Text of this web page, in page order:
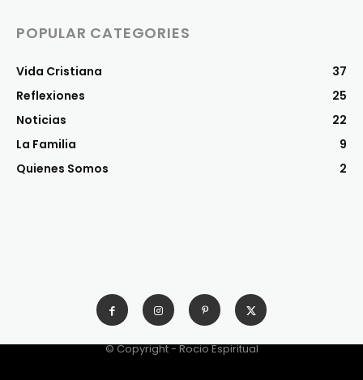
POPULAR CATEGORIES
Vida Cristiana
37
Reflexiones
25
Noticias
22
La Familia
9
Quienes Somos
2
© Copyright - Rocio Espiritual